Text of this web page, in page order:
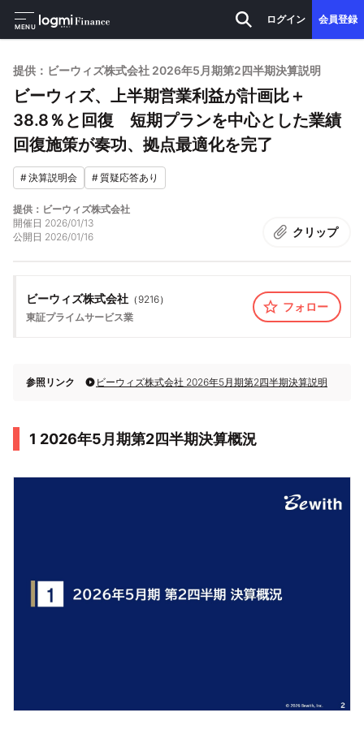
MENU
ログイン 会員登録
提供：ビーウィズ株式会社 2026年5月期第2四半期決算説明
ビーウィズ、上半期営業利益が計画比＋
38.8％と回復 短期プランを中心とした業績
回復施策が奏功、拠点最適化を完了
#決算説明会 #質疑応答あり
提供：ビーウィズ株式会社
開催日 2026/01/13
公開日 2026/01/16 クリップ
ビーウィズ株式会社 （ 9216）
東証プライムサービス業
フォロー
参照リンク ビーウィズ株式会社 2026年5月期第2四半期決算説明
1 2026年5月期第2四半期決算概況